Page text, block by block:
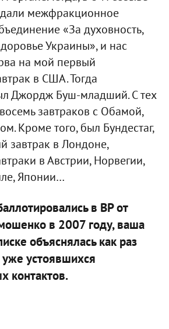
межфракционное
«За духовность,
Украины», и нас
на мой первый
в США. Тогда
Джордж Буш-младший. С тех
завтраков с Обамой,
Кроме того, был Бундестаг,
завтрак в Лондоне,
в Австрии, Норвегии,
Японии…
в ВР от
в 2007 году, ваша
объяснялась как раз
устоявшихся
контактов.